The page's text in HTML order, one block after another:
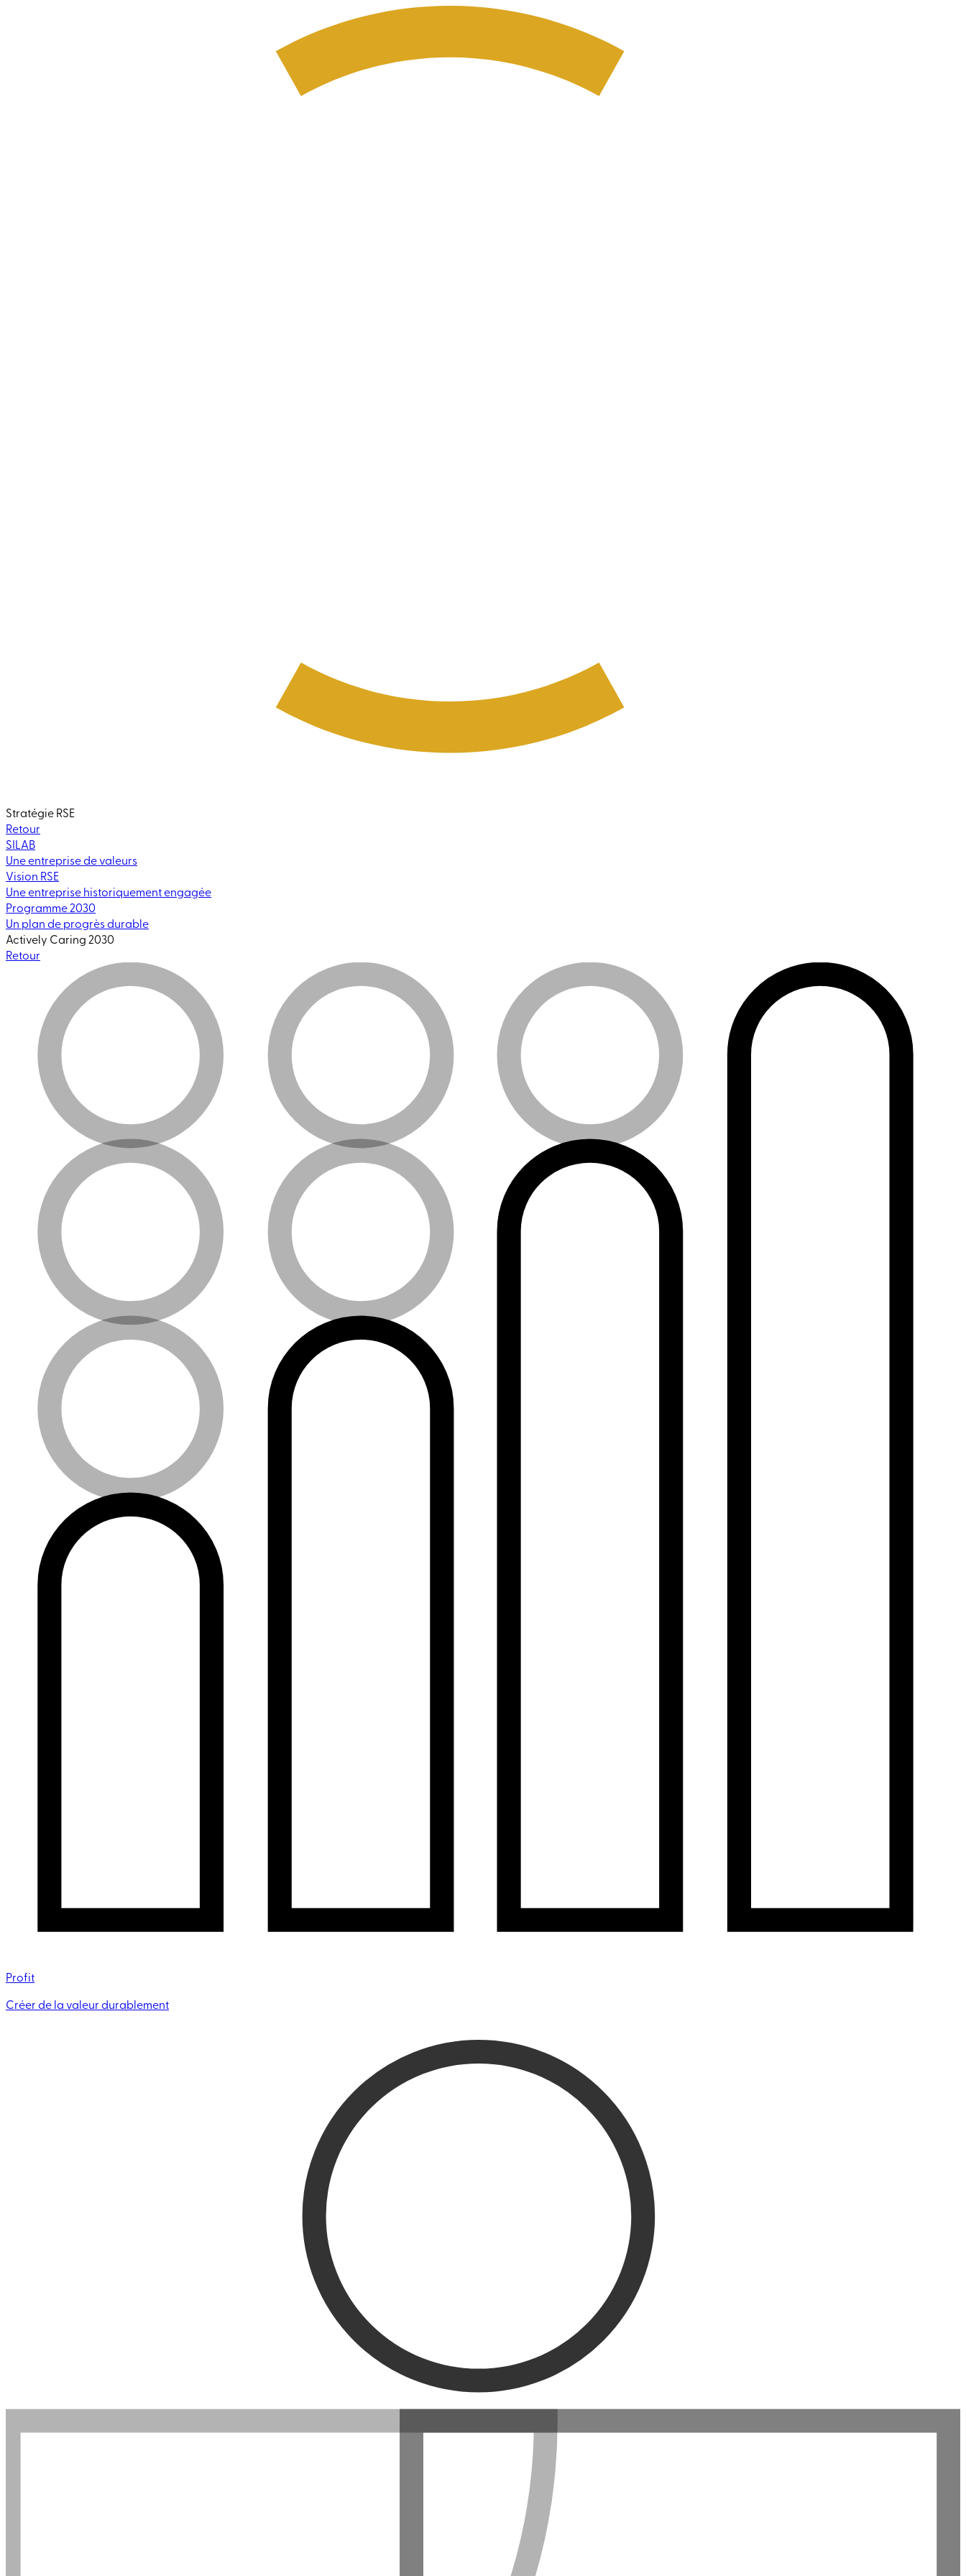
Stratégie RSE
Retour
SILAB
Une entreprise de valeurs
Vision RSE
Une entreprise historiquement engagée
Programme 2030
Un plan de progrès durable
Actively Caring 2030
Retour
Profit
Créer de la valeur durablement